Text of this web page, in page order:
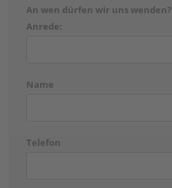
An wen dürfen wir uns wenden?
Anrede:
Name
Telefon